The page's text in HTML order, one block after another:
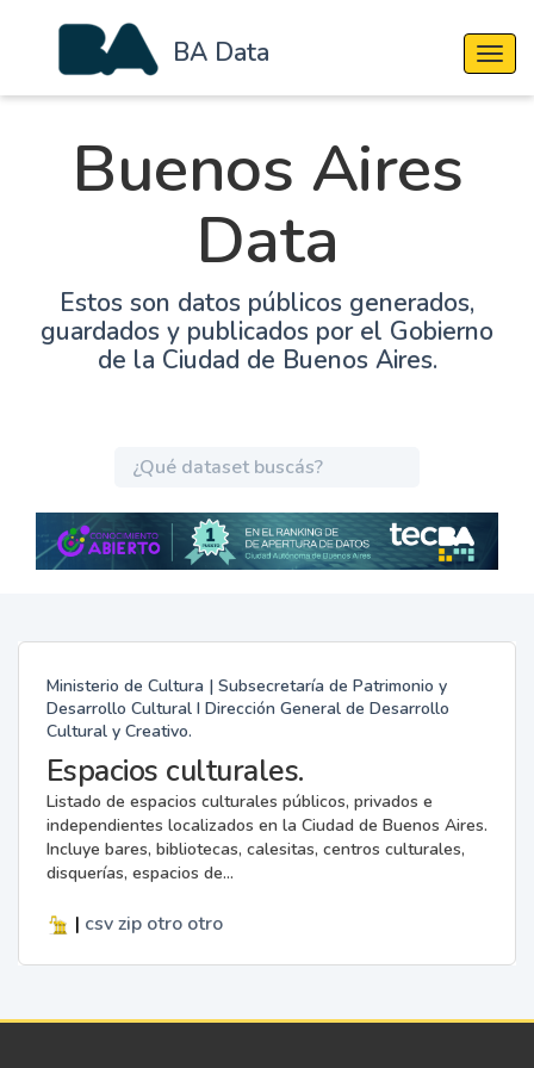
BA Data
Buenos Aires
Data
Estos son datos públicos generados,
guardados y publicados por el Gobierno
de la Ciudad de Buenos Aires.
Ministerio de Cultura | Subsecretaría de Patrimonio y
Desarrollo Cultural I Dirección General de Desarrollo
Cultural y Creativo.
Espacios culturales.
Listado de espacios culturales públicos, privados e
independientes localizados en la Ciudad de Buenos Aires.
Incluye bares, bibliotecas, calesitas, centros culturales,
disquerías, espacios de...
| csv zip otro otro